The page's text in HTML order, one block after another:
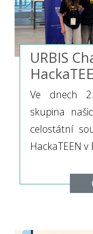
URBIS
Ve dnech
skupina
celostátní
HackaTEEN v